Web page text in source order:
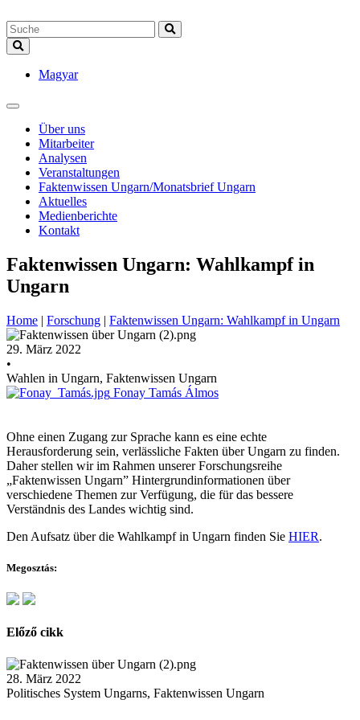
Magyar
Über uns
Mitarbeiter
Analysen
Veranstaltungen
Faktenwissen Ungarn/Monatsbrief Ungarn
Aktuelles
Medienberichte
Kontakt
Faktenwissen Ungarn: Wahlkampf in
Ungarn
Home | Forschung | Faktenwissen Ungarn: Wahlkampf in Ungarn
29. März 2022
•
Wahlen in Ungarn, Faktenwissen Ungarn
Fonay Tamás Álmos
Ohne einen Zugang zur Sprache kann es eine echte
Herausforderung sein, verlässliche Fakten über Ungarn zu finden.
Daher stellen wir im Rahmen unserer Forschungsreihe
„Faktenwissen Ungarn” Hintergrundinformationen über
verschiedene Themen zur Verfügung, die für das bessere
Verständnis des Landes wichtig sind.
Den Aufsatz über die Wahlkampf in Ungarn finden Sie HIER.
Megosztás:
Előző cikk
28. März 2022
Politisches System Ungarns, Faktenwissen Ungarn